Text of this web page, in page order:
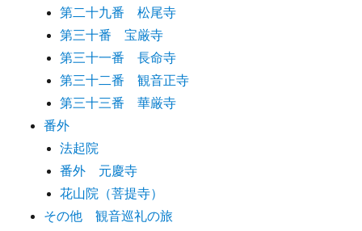
第二十九番 松尾寺
第三十番 宝厳寺
第三十一番 長命寺
第三十二番 観音正寺
第三十三番 華厳寺
番外
法起院
番外 元慶寺
花山院（菩提寺）
その他 観音巡礼の旅